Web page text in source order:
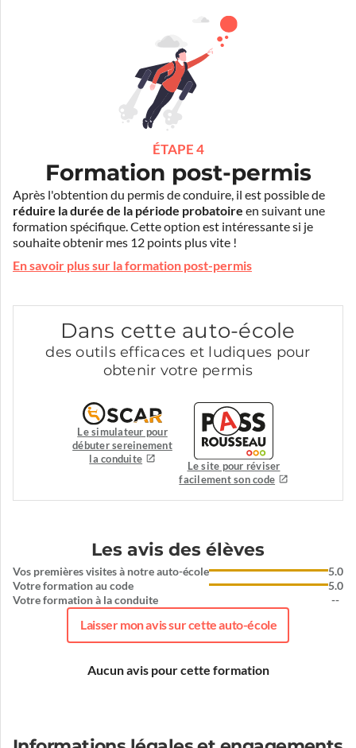
ÉTAPE 4
Formation post-permis
Après l'obtention du permis de conduire, il est possible de
réduire la durée de la période probatoire en suivant une
formation spécifique. Cette option est intéressante si je
souhaite obtenir mes 12 points plus vite !
En savoir plus sur la formation post-permis
Dans cette auto-école
des outils efficaces et ludiques pour
obtenir votre permis
Le simulateur pour
débuter sereinement
la conduite
Le site pour réviser
facilement son code
Les avis des élèves
Vos premières visites à notre auto-école
Votre formation au code
Votre formation à la conduite
5.0
5.0
--
Laisser mon avis sur cette auto-école
Aucun avis pour cette formation